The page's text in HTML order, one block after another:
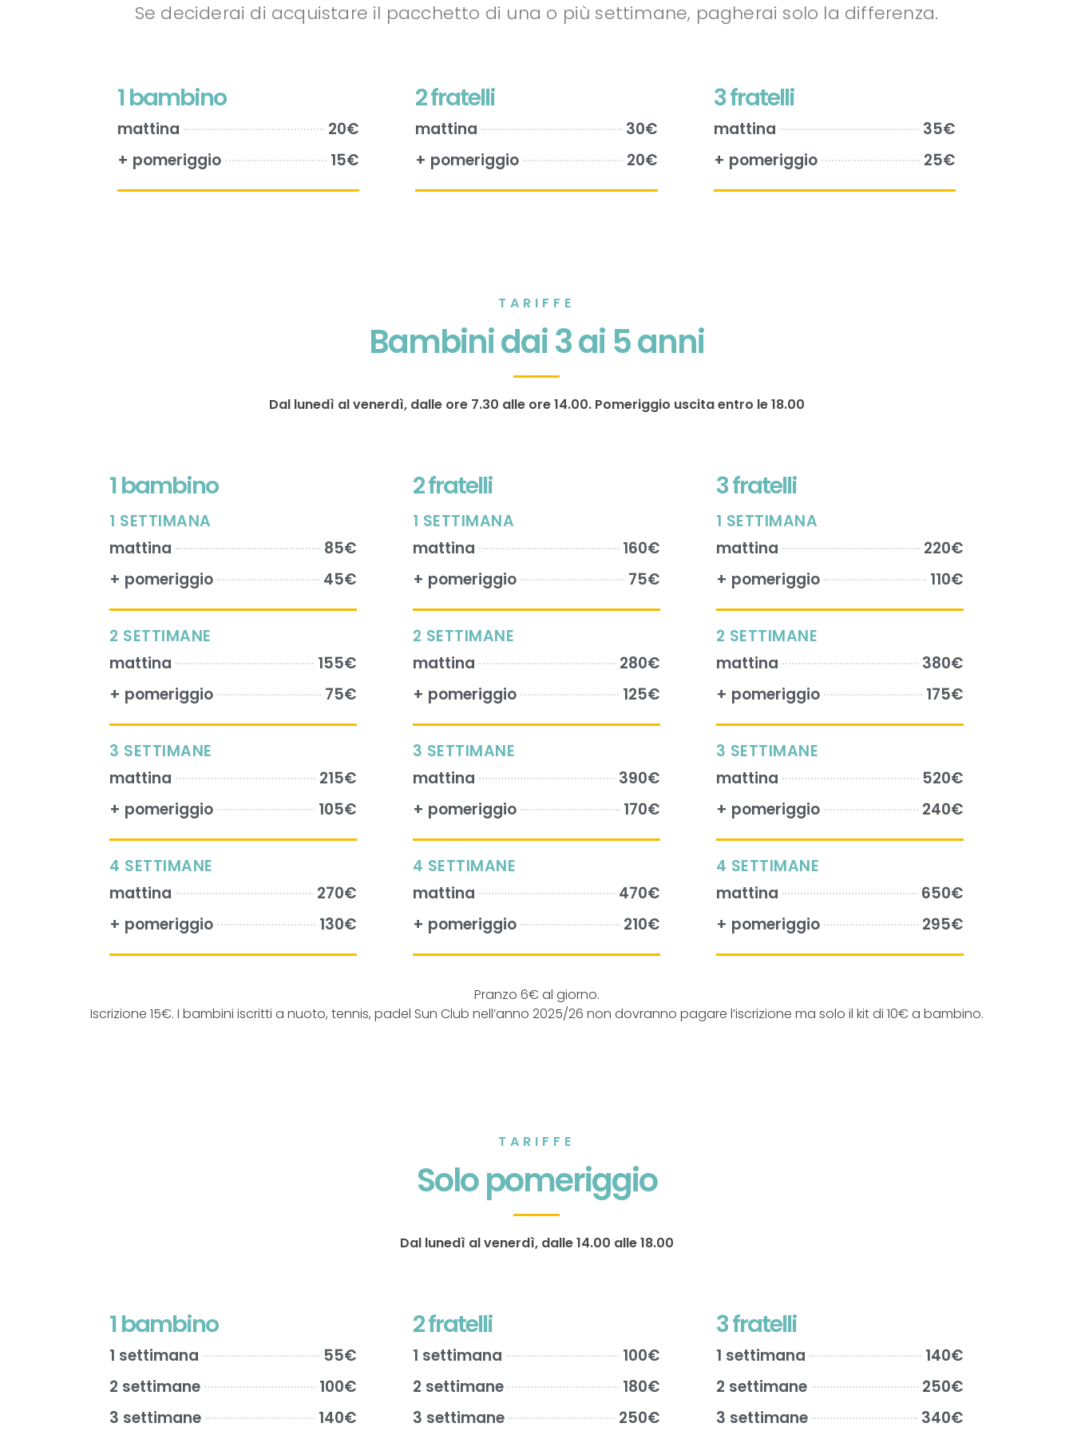
Se deciderai di acquistare il pacchetto di una o più settimane, pagherai solo la differenza.
1 bambino
mattina
20€
+ pomeriggio
15€
2 fratelli
mattina
30€
+ pomeriggio
20€
3 fratelli
mattina
35€
+ pomeriggio
25€
TARIFFE
Bambini dai 3 ai 5 anni
Dal lunedì al venerdì, dalle ore 7.30 alle ore 14.00. Pomeriggio uscita entro le 18.00
1 bambino
1 SETTIMANA
mattina
85€
+ pomeriggio
45€
2 SETTIMANE
mattina
155€
+ pomeriggio
75€
3 SETTIMANE
mattina
215€
+ pomeriggio
105€
4 SETTIMANE
mattina
270€
+ pomeriggio
130€
2 fratelli
1 SETTIMANA
mattina
160€
+ pomeriggio
75€
2 SETTIMANE
mattina
280€
+ pomeriggio
125€
3 SETTIMANE
mattina
390€
+ pomeriggio
170€
4 SETTIMANE
mattina
470€
+ pomeriggio
210€
3 fratelli
1 SETTIMANA
mattina
220€
+ pomeriggio
110€
2 SETTIMANE
mattina
380€
+ pomeriggio
175€
3 SETTIMANE
mattina
520€
+ pomeriggio
240€
4 SETTIMANE
mattina
650€
+ pomeriggio
295€
Pranzo 6€ al giorno.
Iscrizione 15€. I bambini iscritti a nuoto, tennis, padel Sun Club nell’anno 2025/26 non dovranno pagare l’iscrizione ma solo il kit di 10€ a bambino.
TARIFFE
Solo pomeriggio
Dal lunedì al venerdì, dalle 14.00 alle 18.00
1 bambino
1 settimana
55€
2 settimane
100€
3 settimane
140€
2 fratelli
1 settimana
100€
2 settimane
180€
3 settimane
250€
3 fratelli
1 settimana
140€
2 settimane
250€
3 settimane
340€